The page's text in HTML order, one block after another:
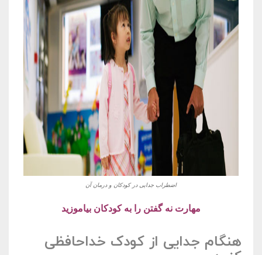
اضطراب جدایی در کودکان و درمان آن
مهارت نه گفتن را به کودکان بیاموزید
هنگام جدایی از کودک خداحافظی